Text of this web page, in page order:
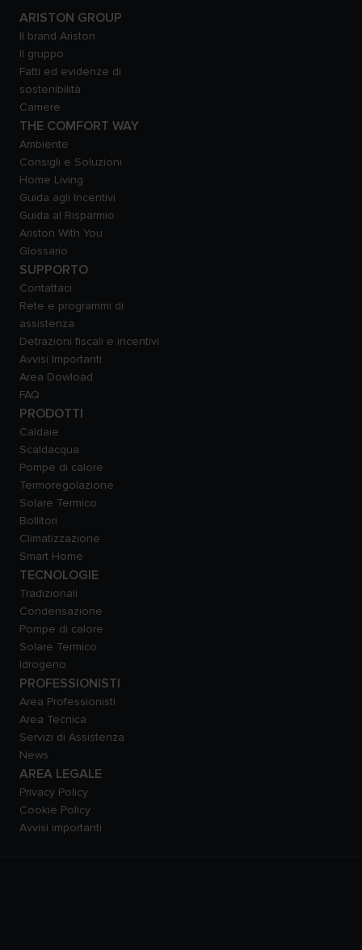
ARISTON GROUP
Il brand Ariston
Il gruppo
Fatti ed evidenze di
sostenibilità
Carriere
THE COMFORT WAY
Ambiente
Consigli e Soluzioni
Home Living
Guida agli Incentivi
Guida al Risparmio
Ariston With You
Glossario
SUPPORTO
Contattaci
Rete e programmi di
assistenza
Detrazioni fiscali e incentivi
Avvisi Importanti
Area Dowload
FAQ
PRODOTTI
Caldaie
Scaldacqua
Pompe di calore
Termoregolazione
Solare Termico
Bollitori
Climatizzazione
Smart Home
TECNOLOGIE
Tradizionali
Condensazione
Pompe di calore
Solare Termico
Idrogeno
PROFESSIONISTI
Area Professionisti
Area Tecnica
Servizi di Assistenza
News
AREA LEGALE
Privacy Policy
Cookie Policy
Avvisi importanti